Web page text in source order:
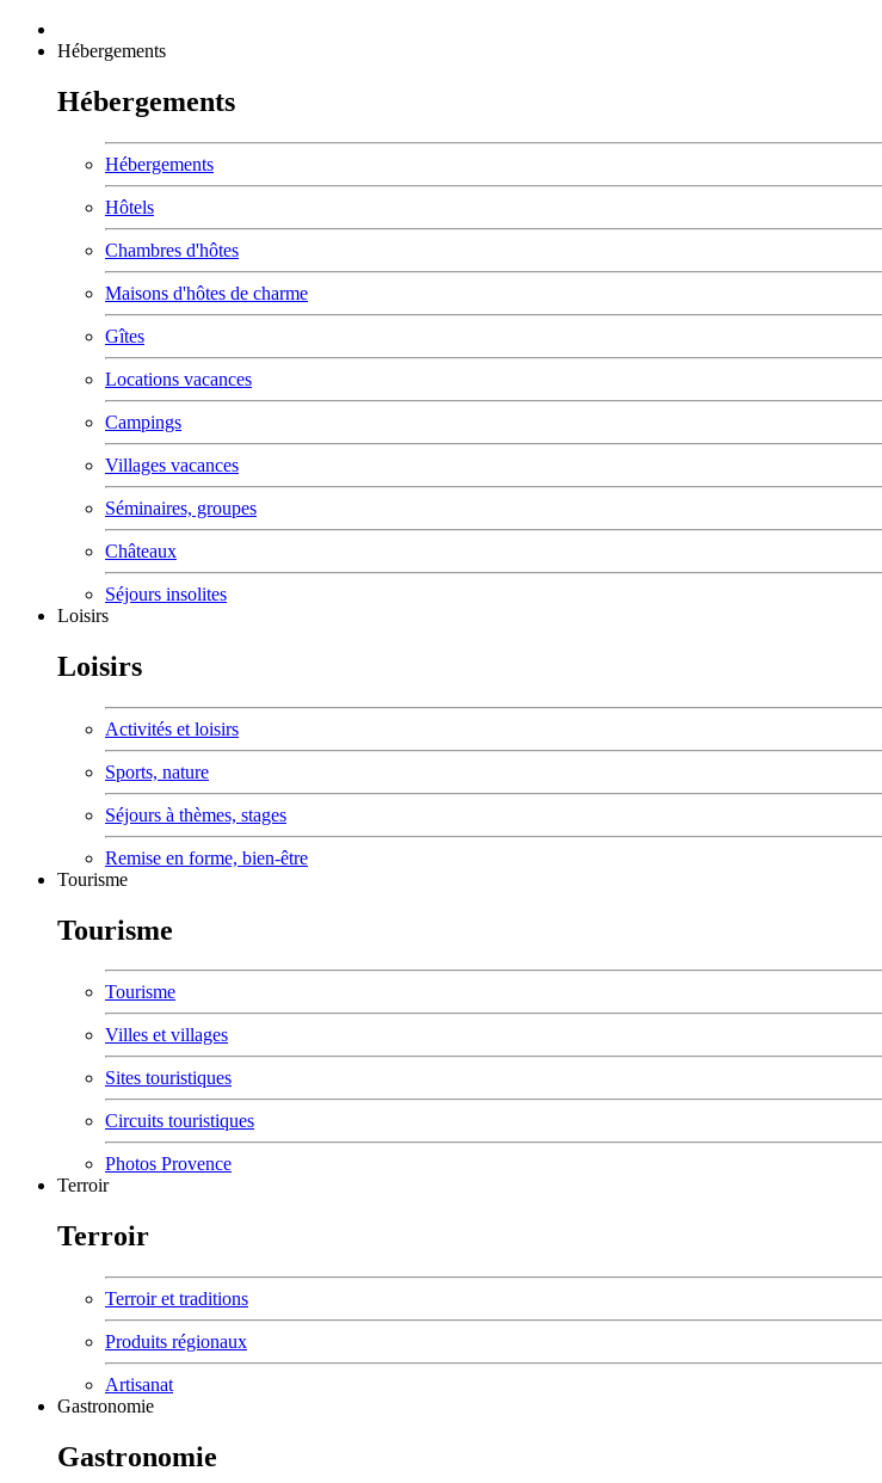
Hébergements
Hébergements
Hébergements
Hôtels
Chambres d'hôtes
Maisons d'hôtes de charme
Gîtes
Locations vacances
Campings
Villages vacances
Séminaires, groupes
Châteaux
Séjours insolites
Loisirs
Loisirs
Activités et loisirs
Sports, nature
Séjours à thèmes, stages
Remise en forme, bien-être
Tourisme
Tourisme
Tourisme
Villes et villages
Sites touristiques
Circuits touristiques
Photos Provence
Terroir
Terroir
Terroir et traditions
Produits régionaux
Artisanat
Gastronomie
Gastronomie